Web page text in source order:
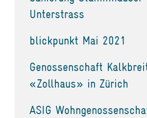
Unterstrass
blickpunkt Mai 2021
Genossenschaft
«Zollhaus» in Zürich
ASIG